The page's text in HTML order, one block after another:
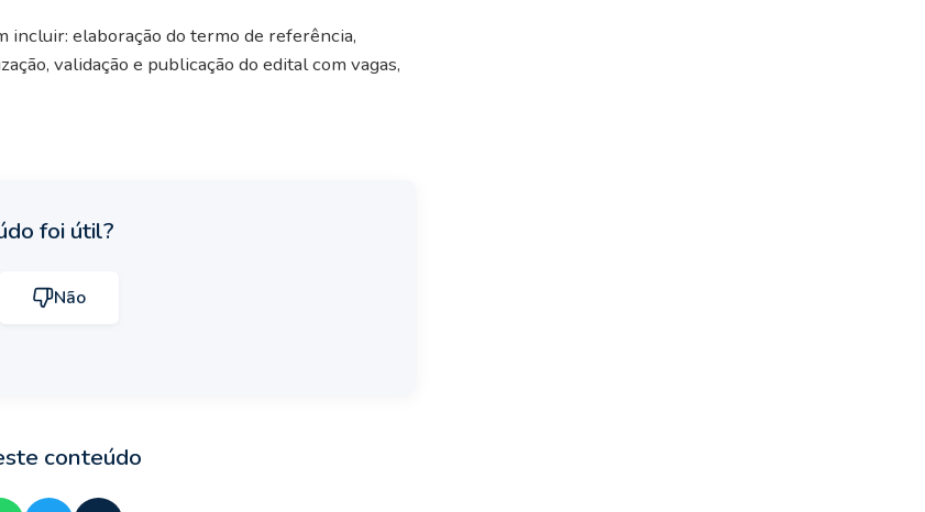
incluir: elaboração do termo de referência,
validação e publicação do edital com vagas,
foi útil?
Não
conteúdo